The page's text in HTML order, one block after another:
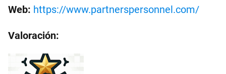
Web: https://www.partnerspersonnel.com/
Valoración: